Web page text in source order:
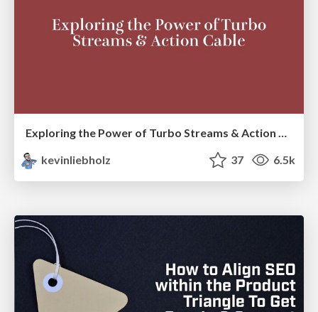
Exploring the Power of Turbo Streams & Action Cable | RailsConf2023
kevinliebholz
37 6.5k